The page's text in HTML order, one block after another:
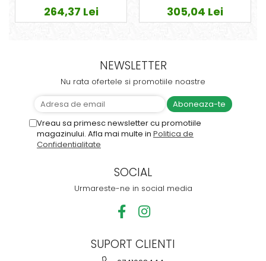
264,37 Lei 305,04 Lei
NEWSLETTER
Nu rata ofertele si promotiile noastre
Vreau sa primesc newsletter cu promotiile
magazinului. Afla mai multe in Politica de
Confidentialitate
SOCIAL
Urmareste-ne in social media
SUPORT CLIENTI